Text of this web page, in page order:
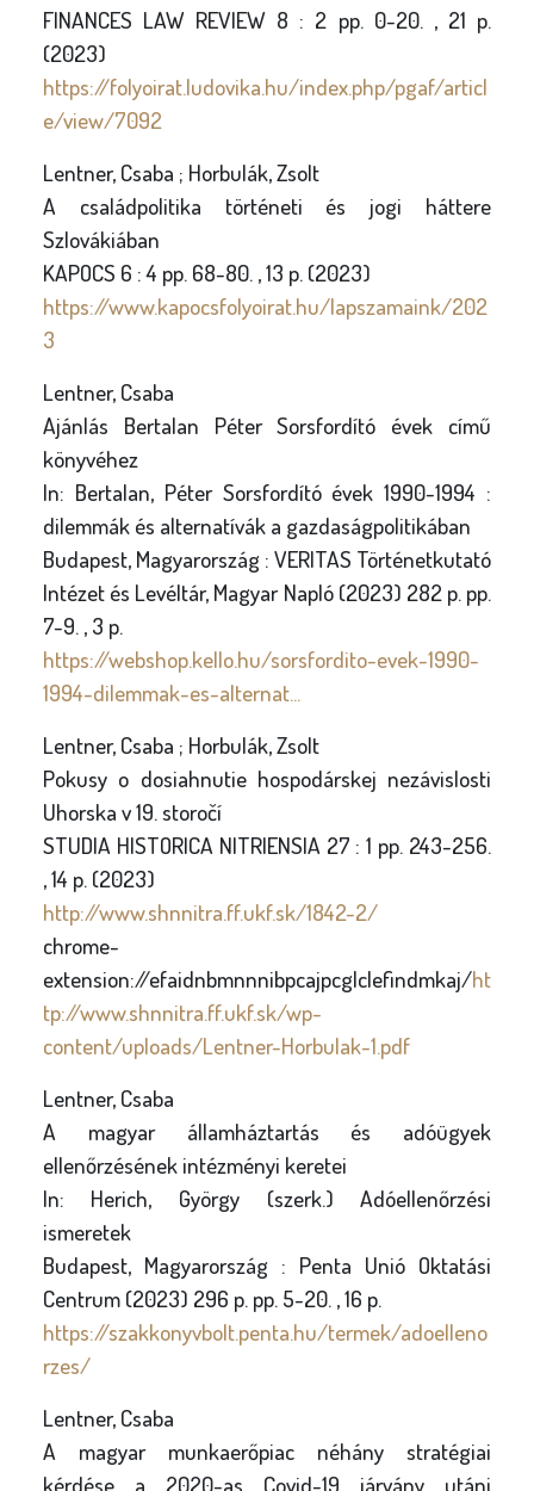
FINANCES LAW REVIEW 8 : 2 pp. 0-20. , 21 p.
(2023)
https://folyoirat.ludovika.hu/index.php/pgaf/articl
e/view/7092
Lentner, Csaba ; Horbulák, Zsolt
A családpolitika történeti és jogi háttere
Szlovákiában
KAPOCS 6 : 4 pp. 68-80. , 13 p. (2023)
https://www.kapocsfolyoirat.hu/lapszamaink/202
3
Lentner, Csaba
Ajánlás Bertalan Péter Sorsfordító évek című
könyvéhez
In: Bertalan, Péter Sorsfordító évek 1990-1994 :
dilemmák és alternatívák a gazdaságpolitikában
Budapest, Magyarország : VERITAS Történetkutató
Intézet és Levéltár, Magyar Napló (2023) 282 p. pp.
7-9. , 3 p.
https://webshop.kello.hu/sorsfordito-evek-1990-
1994-dilemmak-es-alternat...
Lentner, Csaba ; Horbulák, Zsolt
Pokusy o dosiahnutie hospodárskej nezávislosti
Uhorska v 19. storočí
STUDIA HISTORICA NITRIENSIA 27 : 1 pp. 243-256.
, 14 p. (2023)
http://www.shnnitra.ff.ukf.sk/1842-2/
chrome-
extension://efaidnbmnnnibpcajpcglclefindmkaj/ht
tp://www.shnnitra.ff.ukf.sk/wp-
content/uploads/Lentner-Horbulak-1.pdf
Lentner, Csaba
A magyar államháztartás és adóügyek
ellenőrzésének intézményi keretei
In: Herich, György (szerk.) Adóellenőrzési
ismeretek
Budapest, Magyarország : Penta Unió Oktatási
Centrum (2023) 296 p. pp. 5-20. , 16 p.
https://szakkonyvbolt.penta.hu/termek/adoelleno
rzes/
Lentner, Csaba
A magyar munkaerőpiac néhány stratégiai
kérdése a 2020-as Covid-19 járvány utáni